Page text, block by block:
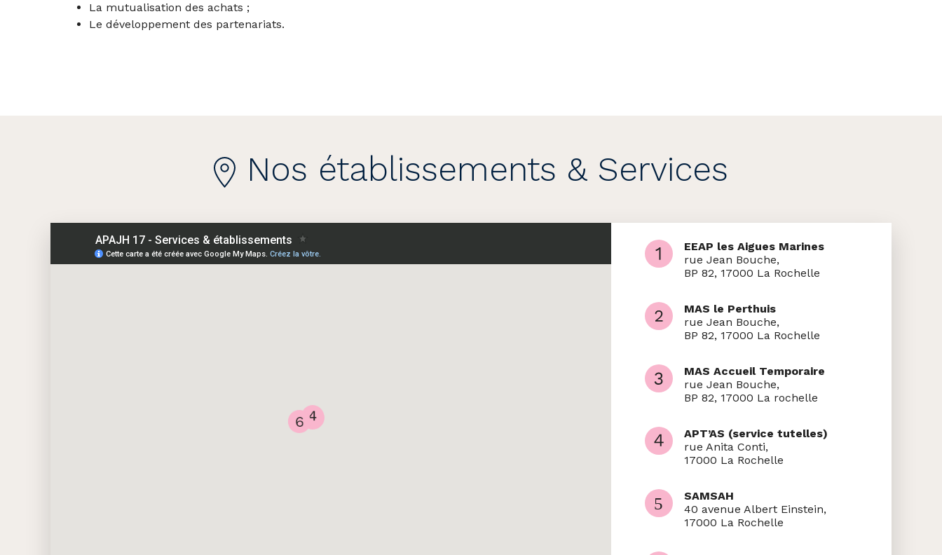
La mutualisation des achats ;
Le développement des partenariats.
Nos établissements & Services
EEAP les Aigues Marines
rue Jean Bouche,
BP 82, 17000 La Rochelle
MAS le Perthuis
rue Jean Bouche,
BP 82, 17000 La Rochelle
MAS Accueil Temporaire
rue Jean Bouche,
BP 82, 17000 La rochelle
APT’AS (service tutelles)
rue Anita Conti,
17000 La Rochelle
SAMSAH
40 avenue Albert Einstein,
17000 La Rochelle